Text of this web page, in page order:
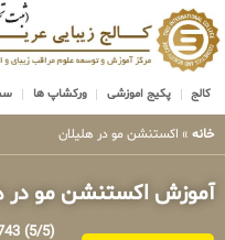
کالج پکیج اموزشی ورکشاپ ها
خانه » اکستنشن مو در هلیلان
آموزش اکستنشن مو در
(5/5)
743